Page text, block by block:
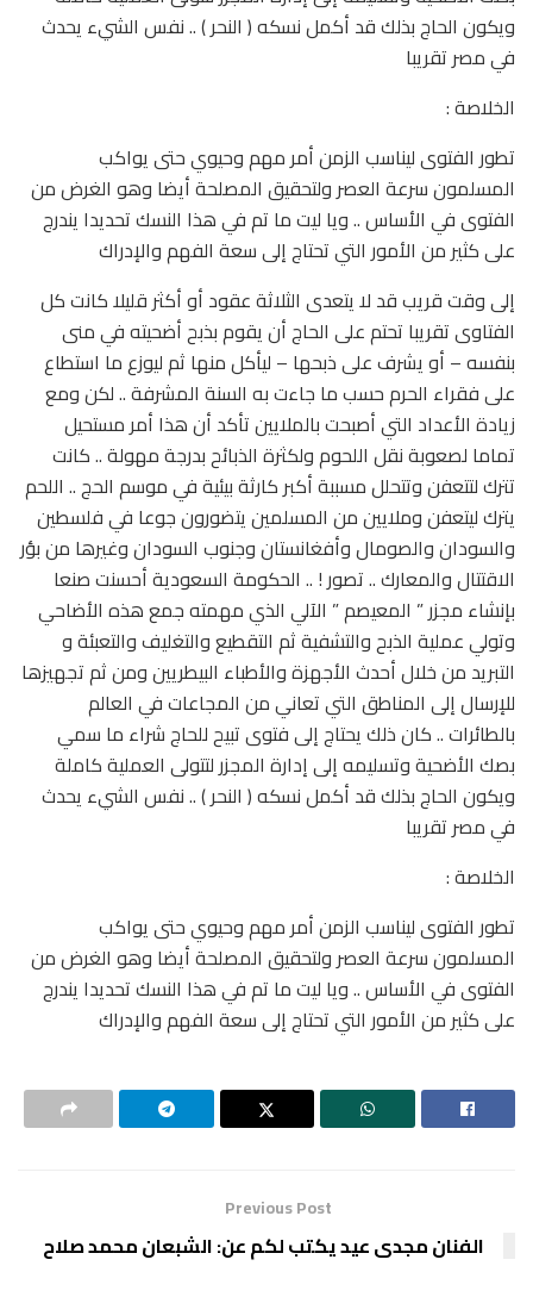
ويكون الحاج بذلك قد أكمل نسكه ( النحر ) .. نفس الشيء يحدث
في مصر تقريبا
الخلاصة :
تطور الفتوى ليناسب الزمن أمر مهم وحيوي حتى يواكب
المسلمون سرعة العصر ولتحقيق المصلحة أيضا وهو الغرض من
الفتوى في الأساس .. ويا ليت ما تم في هذا النسك تحديدا يندرج
على كثير من الأمور التي تحتاج إلى سعة الفهم والإدراك
إلى وقت قريب قد لا يتعدى الثلاثة عقود أو أكثر قليلا كانت كل
الفتاوى تقريبا تحتم على الحاج أن يقوم بذبح أضحيته في منى
بنفسه – أو يشرف على ذبحها – ليأكل منها ثم ليوزع ما استطاع
على فقراء الحرم حسب ما جاءت به السنة المشرفة .. لكن ومع
زيادة الأعداد التي أصبحت بالملايين تأكد أن هذا أمر مستحيل
تماما لصعوبة نقل اللحوم ولكثرة الذبائح بدرجة مهولة .. كانت
تترك لتتعفن وتتحلل مسببة أكبر كارثة بيئية في موسم الحج .. اللحم
يترك ليتعفن وملايين من المسلمين يتضورون جوعا في فلسطين
والسودان والصومال وأفغانستان وجنوب السودان وغيرها من بؤر
الاقتتال والمعارك .. تصور ! .. الحكومة السعودية أحسنت صنعا
بإنشاء مجزر ” المعيصم ” الآلي الذي مهمته جمع هذه الأضاحي
وتولي عملية الذبح والتشفية ثم التقطيع والتغليف والتعبئة و
التبريد من خلال أحدث الأجهزة والأطباء البيطريين ومن ثم تجهيزها
للإرسال إلى المناطق التي تعاني من المجاعات في العالم
بالطائرات .. كان ذلك يحتاج إلى فتوى تبيح للحاج شراء ما سمي
بصك الأضحية وتسليمه إلى إدارة المجزر لتتولى العملية كاملة
ويكون الحاج بذلك قد أكمل نسكه ( النحر ) .. نفس الشيء يحدث
في مصر تقريبا
الخلاصة :
تطور الفتوى ليناسب الزمن أمر مهم وحيوي حتى يواكب
المسلمون سرعة العصر ولتحقيق المصلحة أيضا وهو الغرض من
الفتوى في الأساس .. ويا ليت ما تم في هذا النسك تحديدا يندرج
على كثير من الأمور التي تحتاج إلى سعة الفهم والإدراك
Previous Post
الفنان مجدى عيد يكتب لكم عن: الشبعان محمد صلاح